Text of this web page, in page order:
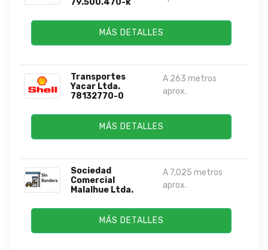
79.500.470-k
MÁS DETALLES
Transportes
Yacar Ltda.
78132770-0
A 263 metros
aprox.
MÁS DETALLES
Sociedad
Comercial
Malalhue Ltda.
A 7,025 metros
aprox.
MÁS DETALLES